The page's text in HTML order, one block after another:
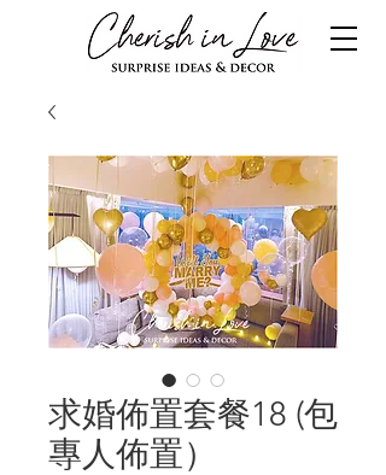
求婚佈置套餐18 (包
專人佈置）